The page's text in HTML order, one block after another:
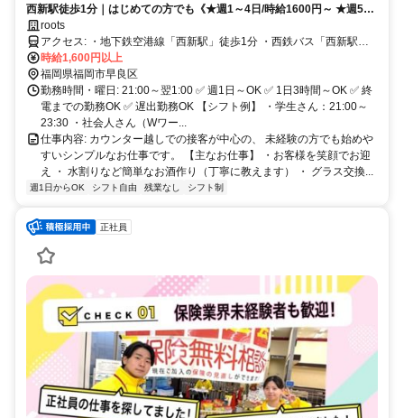
西新駅徒歩1分｜はじめての方でも《★週1～4日/時給1600円～ ★週5日
以上/時給1800円～》スタート！ 20～30代活躍中♪ 面倒な営業・連絡
先交換の強制無し♪ 帰りは無料送迎あり！
roots
アクセス: ・地下鉄空港線「西新駅」徒歩1分 ・西鉄バス「西新駅」
「西新四丁目」徒歩1分 ★帰りは無料送迎あり★
時給1,600円以上
福岡県福岡市早良区
勤務時間・曜日: 21:00～翌1:00 ✅ 週1日～OK ✅ 1日3時間～OK ✅ 終
電までの勤務OK ✅ 遅出勤務OK 【シフト例】 ・学生さん：21:00～
23:30 ・社会人さん（Wワー...
仕事内容: カウンター越しでの接客が中心の、 未経験の方でも始めや
すいシンプルなお仕事です。 【主なお仕事】 ・お客様を笑顔でお迎
え ・ 水割りなど簡単なお酒作り（丁寧に教えます） ・ グラス交換...
週1日からOK シフト自由 残業なし シフト制
正社員